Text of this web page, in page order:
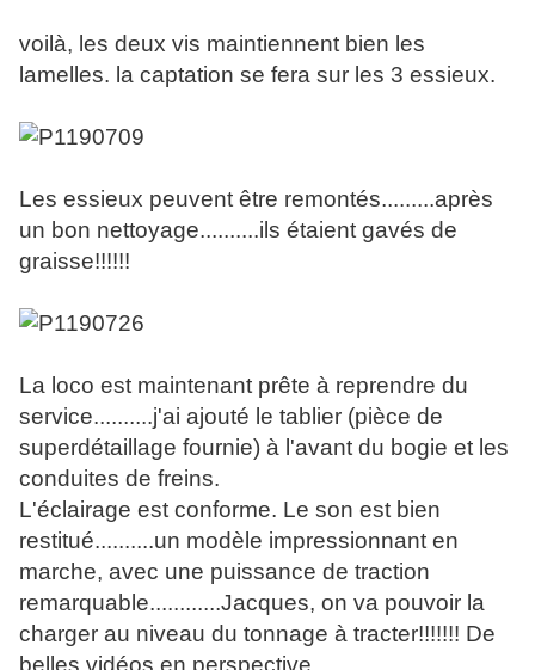
voilà, les deux vis maintiennent bien les
lamelles. la captation se fera sur les 3 essieux.
Les essieux peuvent être remontés.........après
un bon nettoyage..........ils étaient gavés de
graisse!!!!!!
La loco est maintenant prête à reprendre du
service..........j'ai ajouté le tablier (pièce de
superdétaillage fournie) à l'avant du bogie et les
conduites de freins.
L'éclairage est conforme. Le son est bien
restitué..........un modèle impressionnant en
marche, avec une puissance de traction
remarquable............Jacques, on va pouvoir la
charger au niveau du tonnage à tracter!!!!!!! De
belles vidéos en perspective......